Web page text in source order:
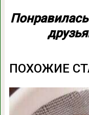
ПОХОЖИЕ